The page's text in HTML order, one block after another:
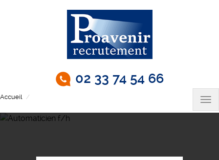
02 33 74 54 66
Accueil